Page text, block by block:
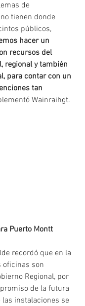
de
tienen donde
públicos,
hacer un
recursos del
regional y también
para contar con un
tan
Wainraihgt.
Puerto Montt
recordó que en la
oficinas son
Regional, por
de la futura
instalaciones se